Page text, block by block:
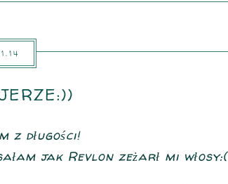
z długości!
jak Revlon zeżarł mi włosy:(